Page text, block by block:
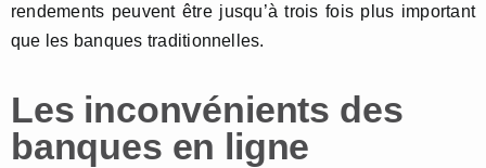
rendements peuvent être jusqu’à trois fois plus important
que les banques traditionnelles.
Les inconvénients des
banques en ligne